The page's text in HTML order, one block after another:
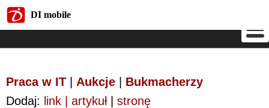
DI mobile
Praca w IT Aukcje
Bukmacherzy
Dodaj: link | artykuł| stronę
DI mobile